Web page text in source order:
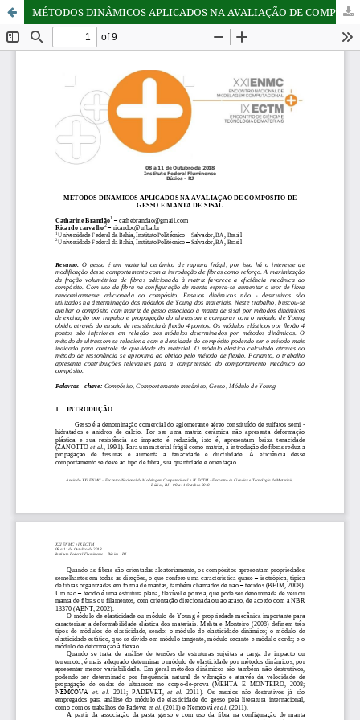
MÉTODOS DINÂMICOS APLICADOS NA AVALIAÇÃO DE COMPÓSITO DE GESSO E MANTA DE SISAL